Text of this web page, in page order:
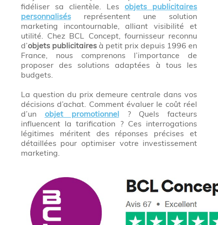
fidéliser sa clientèle. Lesobjets publicitaires
personnalisésreprésentent une solution
marketing incontournable, alliant visibilité et
utilité. Chez BCL Concept, fournisseur reconnu
d’objets publicitairesà petit prix depuis 1996 en
France, nous comprenons l’importance de
proposer des solutions adaptées à tous les
budgets.
La question du prix demeure centrale dans vos
décisions d’achat. Comment évaluer le coût réel
d’un objet promotionnel? Quels facteurs
influencent la tarification ? Ces interrogations
légitimes méritent des réponses précises et
détaillées pour optimiser votre investissement
marketing.